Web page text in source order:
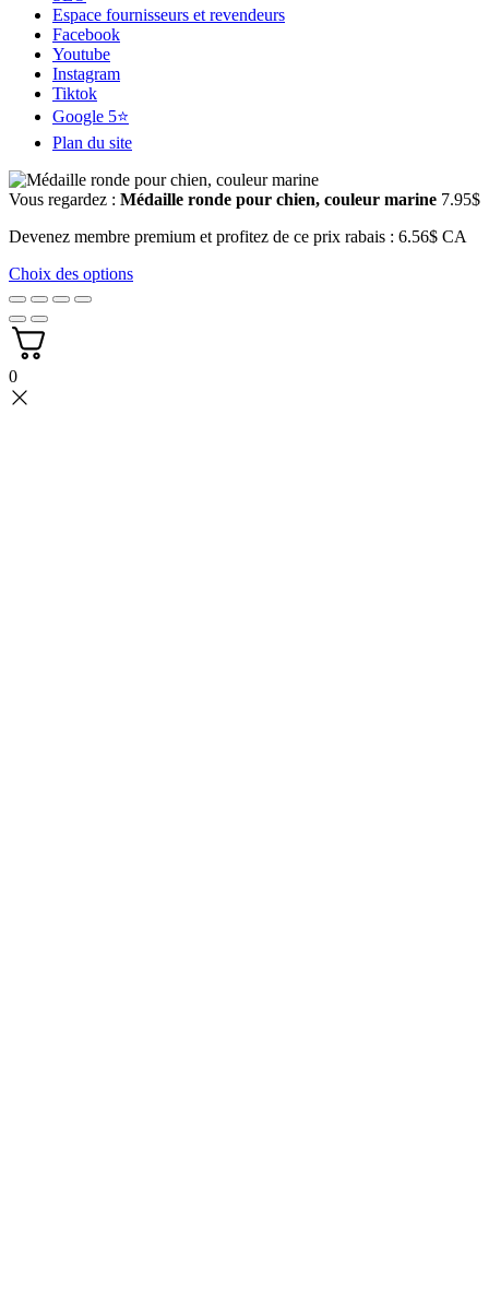
Espace fournisseurs et revendeurs
Facebook
Youtube
Instagram
Tiktok
Google 5⭐
Plan du site
Vous regardez : Médaille ronde pour chien, couleur marine 7.95$
Devenez membre premium et profitez de ce prix rabais : 6.56$ CA
Choix des options
0